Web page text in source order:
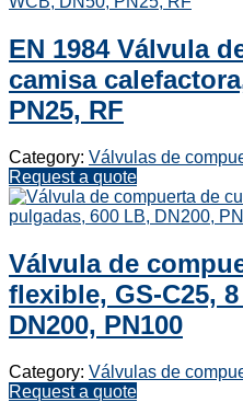
EN 1984 Válvula
camisa
PN25, RF
Category: Válvulas de
Request a quote
Válvula de
flexible, GS-C25,
DN200, PN100
Category: Válvulas de
Request a quote